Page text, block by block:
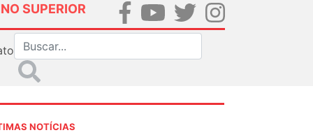
SUPERIOR
NOTÍCIAS